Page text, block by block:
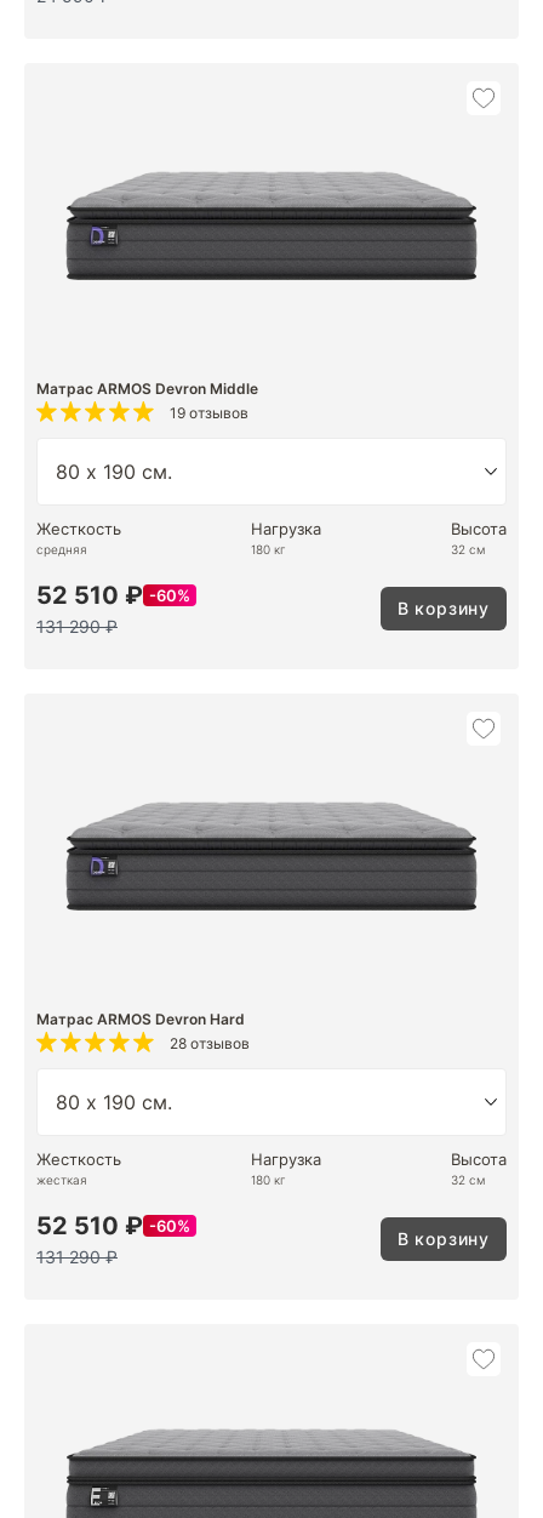
Матрас ARMOS Devron Middle
19 отзывов
Жесткость
средняя
Нагрузка
180 кг
Высота
32 см
52 510 ₽ 60%
131 290 ₽
В корзину
Матрас ARMOS Devron Hard
28 отзывов
Жесткость
жесткая
Нагрузка
180 кг
Высота
32 см
52 510 ₽ 60%
131 290 ₽
В корзину